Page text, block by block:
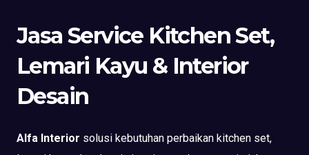
Jasa Service Kitchen Set,
Lemari Kayu & Interior
Desain
Alfa Interior solusi kebutuhan perbaikan kitchen set,